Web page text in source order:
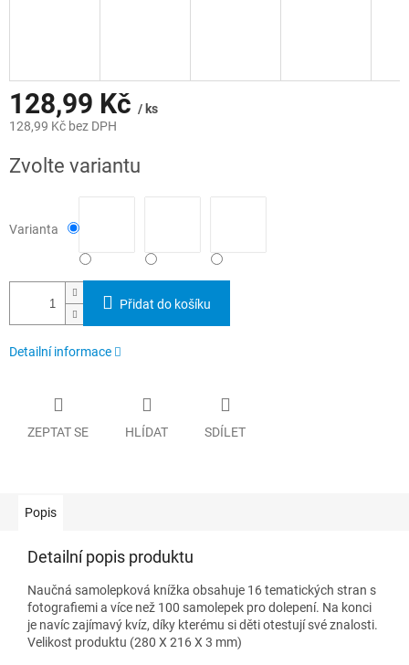
128,99 Kč / ks
128,99 Kč bez DPH
cena:
Zvolte variantu
Varianta
Přidat do košíku
Detailní informace
ZEPTAT SE HLÍDAT SDÍLET
Popis
Detailní popis produktu
Naučná samolepková knížka obsahuje 16 tematických stran s
fotografiemi a více než 100 samolepek pro dolepení. Na konci
je navíc zajímavý kvíz, díky kterému si děti otestují své znalosti.
Velikost produktu (280 X 216 X 3 mm)